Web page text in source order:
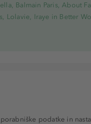
Balmain Paris, About
Lolavie, Iraye in Better
podatke in